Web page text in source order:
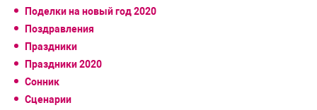
Поделки на новый год 2020
Поздравления
Праздники
Праздники 2020
Сонник
Сценарии